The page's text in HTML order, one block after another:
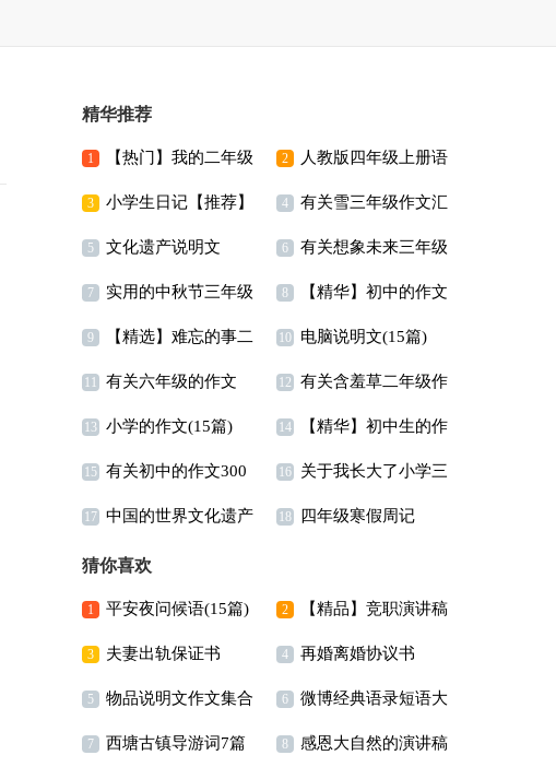
精华推荐
1 【热门】我的二年级
作文300字锦集10篇
2 人教版四年级上册语
文教学计划
3 小学生日记【推荐】 4 有关雪三年级作文汇
编9篇
5 文化遗产说明文 6 有关想象未来三年级
作文300字三篇
7 实用的中秋节三年级
作文七篇
8 【精华】初中的作文
300字锦集9篇
9 【精选】难忘的事二
年级作文300字锦集8篇
10 电脑说明文(15篇)
11 有关六年级的作文
300字四篇
12 有关含羞草二年级作
文锦集8篇
13 小学的作文(15篇) 14 【精华】初中生的作
文合集5篇
15 有关初中的作文300
字合集七篇
16 关于我长大了小学三
年级作文合集8篇
17 中国的世界文化遗产
小学作文
18 四年级寒假周记
猜你喜欢
1 平安夜问候语(15篇) 2 【精品】竞职演讲稿
汇编七篇
3 夫妻出轨保证书 4 再婚离婚协议书
5 物品说明文作文集合
八篇
6 微博经典语录短语大
全
7 西塘古镇导游词7篇 8 感恩大自然的演讲稿